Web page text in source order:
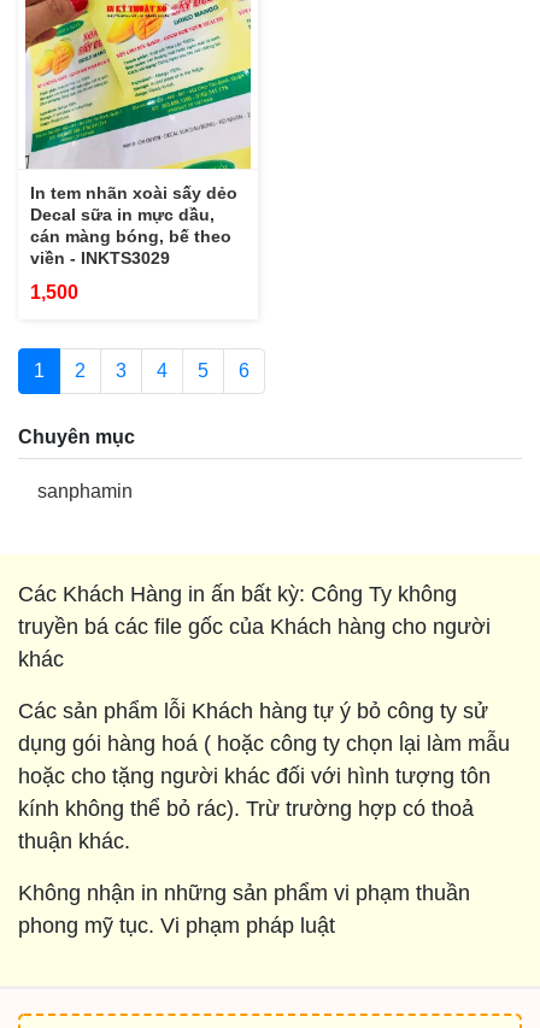
In tem nhãn xoài sấy dẻo
Decal sữa in mực dầu,
cán màng bóng, bế theo
viền - INKTS3029
1,500
1 2 3 4 5 6
Chuyên mục
sanphamin
Các Khách Hàng in ấn bất kỳ: Công Ty không
truyền bá các file gốc của Khách hàng cho người
khác
Các sản phẩm lỗi Khách hàng tự ý bỏ công ty sử
dụng gói hàng hoá ( hoặc công ty chọn lại làm mẫu
hoặc cho tặng người khác đối với hình tượng tôn
kính không thể bỏ rác). Trừ trường hợp có thoả
thuận khác.
Không nhận in những sản phẩm vi phạm thuần
phong mỹ tục. Vi phạm pháp luật